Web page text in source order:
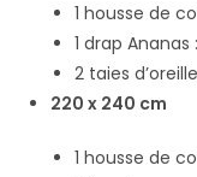
1 housse de
1 drap
2 taies
220 x 240 cm
1 housse de